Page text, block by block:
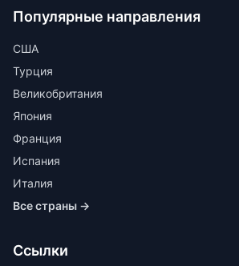
Популярные направления
США
Турция
Великобритания
Япония
Франция
Испания
Италия
Все страны →
Ссылки